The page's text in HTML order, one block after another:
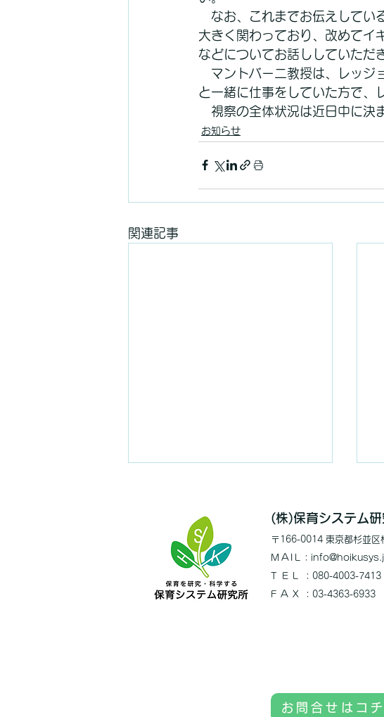
なお、これまでお伝えしてい
大きく関わっており、改めてイ
などについてお話ししていただ
マントバーニ教授は、レッジ
と一緒に仕事をしていた方で、
視察の全体状況は近日中に決
お知らせ
関連記事
(株)保育システム研
〒166-0014 東京都杉並
MAIL
：info@hoiku
TEL
：080-4003-7413
FAX
： 03-4363-6933
お問合せはコ